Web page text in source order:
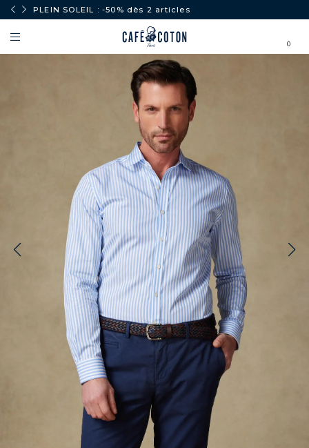
PLEIN SOLEIL : -50% dès 2 articles
0